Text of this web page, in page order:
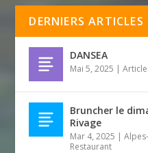
DERNIERS ARTICLES
DANSEA
Mai 5, 2025 |
Bruncher le
Rivage
Mar 4, 2025 |
Restaurant